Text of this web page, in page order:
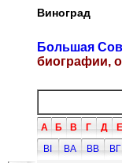
Виноград
Большая
биографии,
А Б В Г Д Е
ВI
ВА ВВ ВГ